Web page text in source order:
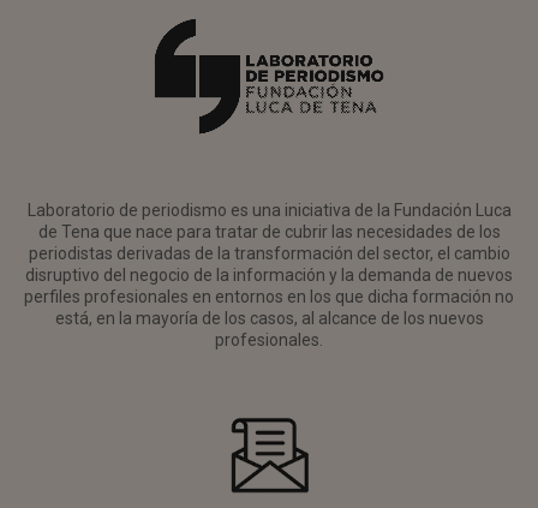
Laboratorio de periodismo es una iniciativa de la Fundación Luca
de Tena que nace para tratar de cubrir las necesidades de los
periodistas derivadas de la transformación del sector, el cambio
disruptivo del negocio de la información y la demanda de nuevos
perfiles profesionales en entornos en los que dicha formación no
está, en la mayoría de los casos, al alcance de los nuevos
profesionales.